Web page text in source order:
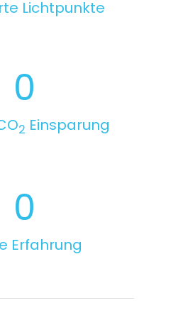
Lichtpunkte
0
2 Einsparung
0
Erfahrung